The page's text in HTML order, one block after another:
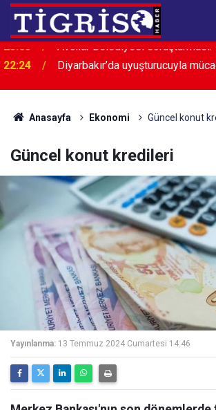
22:24 Diyarbakır’da uyuşturucuyla
Anasayfa Ekonomi Güncel konut
Güncel konut kredileri
Yayınlanma: 13 Temmuz 2024 Cumartesi 14:46